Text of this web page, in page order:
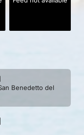
Benedetto del